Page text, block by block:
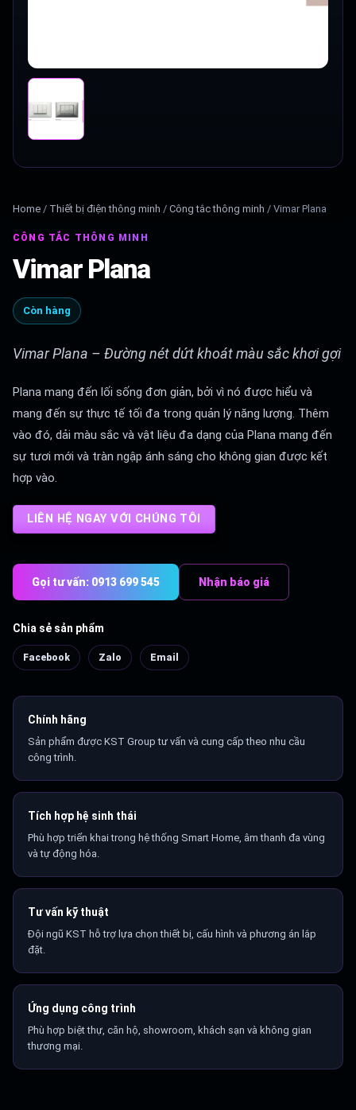
Home / Thiết bị điện thông minh / Công tắc thông minh / Vimar Plana
CÔNG TẮC THÔNG MINH
Vimar Plana
Còn hàng
Vimar Plana – Đường nét dứt khoát màu sắc khơi gợi
Plana mang đến lối sống đơn giản, bởi vì nó được hiểu và
mang đến sự thực tế tối đa trong quản lý năng lượng. Thêm
vào đó, dải màu sắc và vật liệu đa dạng của Plana mang đến
sự tươi mới và tràn ngập ánh sáng cho không gian được kết
hợp vào.
LIÊN HỆ NGAY VỚI CHÚNG TÔI
Gọi tư vấn: 0913 699 545 Nhận báo giá
Chia sẻ sản phẩm
Facebook Zalo Email
Chính hãng
Sản phẩm được KST Group tư vấn và cung cấp theo nhu cầu
công trình.
Tích hợp hệ sinh thái
Phù hợp triển khai trong hệ thống Smart Home, âm thanh đa vùng
và tự động hóa.
Tư vấn kỹ thuật
Đội ngũ KST hỗ trợ lựa chọn thiết bị, cấu hình và phương án lắp
đặt.
Ứng dụng công trình
Phù hợp biệt thự, căn hộ, showroom, khách sạn và không gian
thương mại.